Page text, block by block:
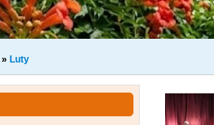
» Luty